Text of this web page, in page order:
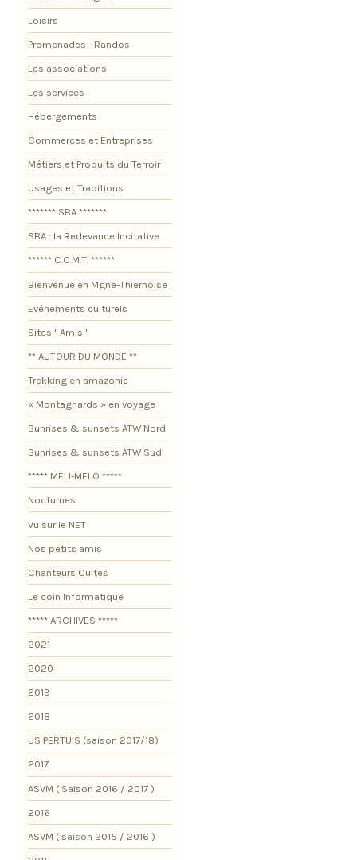
Loisirs
Promenades - Randos
Les associations
Les services
Hébergements
Commerces et Entreprises
Métiers et Produits du Terroir
Usages et Traditions
******* SBA *******
SBA : la Redevance Incitative
****** C.C.M.T. ******
Bienvenue en Mgne-Thiernoise
Evénements culturels
Sites " Amis "
** AUTOUR DU MONDE **
Trekking en amazonie
« Montagnards » en voyage
Sunrises & sunsets ATW Nord
Sunrises & sunsets ATW Sud
***** MELI-MELO *****
Nocturnes
Vu sur le NET
Nos petits amis
Chanteurs Cultes
Le coin Informatique
***** ARCHIVES *****
2021
2020
2019
2018
US PERTUIS (saison 2017/18)
2017
ASVM ( Saison 2016 / 2017 )
2016
ASVM ( saison 2015 / 2016 )